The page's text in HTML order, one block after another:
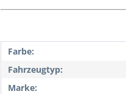
Farbe:
Fahrzeugtyp:
Marke: